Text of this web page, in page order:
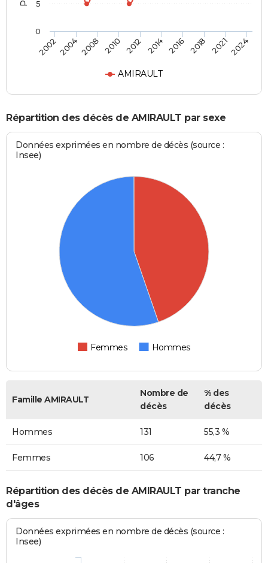
AMIRAULT
200220042008 2010 2012 2014 2016 2018 20212024
0
5
Répartition des décès de AMIRAULT par sexe
Données exprimées en nombre de décès (source :
Insee)
Femmes Hommes
Famille AMIRAULT
Nombre de
décès
% des
décès
Hommes 131 55,3 %
Femmes 106 44,7 %
Répartition des décès de AMIRAULT par tranche
d'âges
Données exprimées en nombre de décès (source :
Insee)